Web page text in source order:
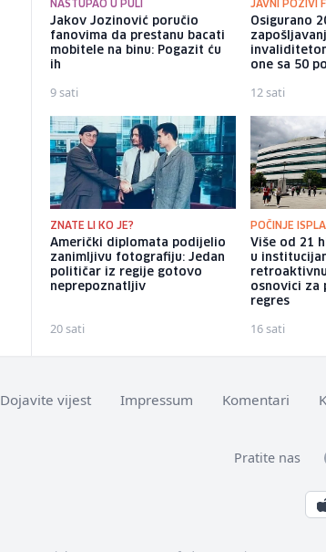
NASTUPAO U PULI
Jakov Jozinović poručio
fanovima da prestanu bacati
mobitele na binu: Pogazit ću
ih
9 sati
JAVNI POZIVI
Osigurano
one sa 50
12 sati
ZNATE LI KO JE?
Američki diplomata podijelio
zanimljivu fotografiju: Jedan
političar iz regije gotovo
neprepoznatljiv
20 sati
POČINJE
Više od 21
u
osnovici za
regres
16 sati
Dojavite vijest Impressum Komentari
Pratite nas